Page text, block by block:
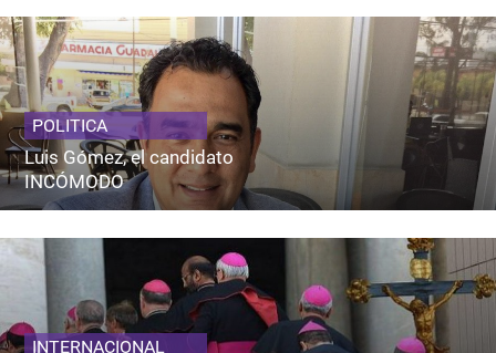
POLITICA
Luis Gómez, el candidato
INCÓMODO
INTERNACIONAL